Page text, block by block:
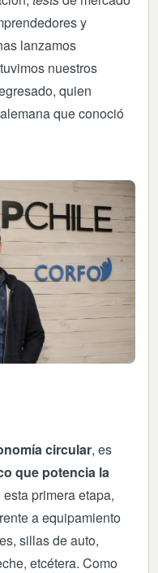
y
lanzamos
nuestros
quien
que conoció
circular, es
que potencia la
esta primera etapa,
a equipamiento
sillas de auto,
etcétera. Como